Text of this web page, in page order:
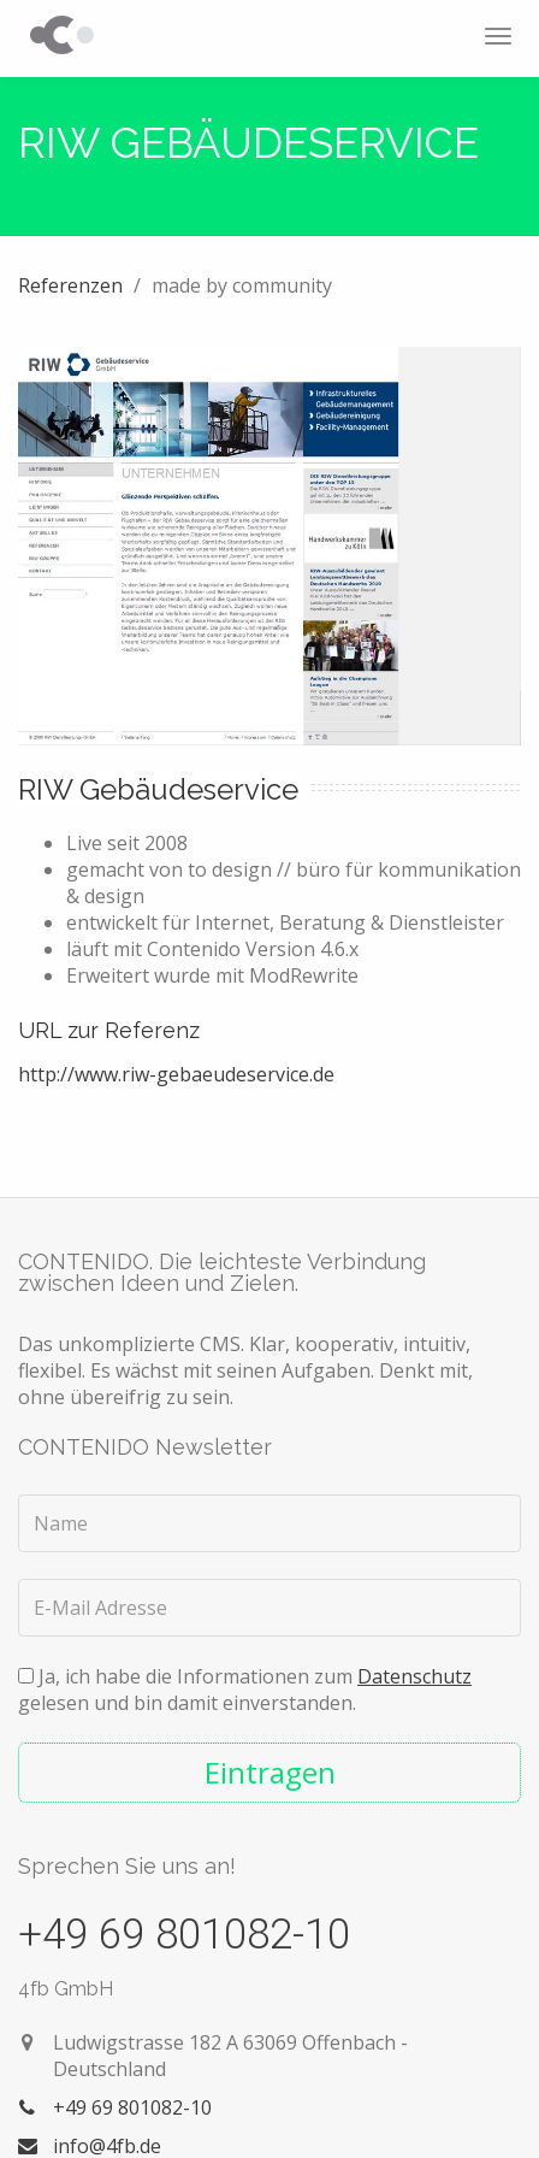
RIW GEBÄUDESERVICE
Referenzen made by community
RIW Gebäudeservice
Live seit 2008
gemacht von to design // büro für kommunikation
& design
entwickelt für Internet, Beratung & Dienstleister
läuft mitContenido Version 4.6.x
Erweitert wurde mit ModRewrite
URL zur Referenz
http://www.riw-gebaeudeservice.de
CONTENIDO. Die leichteste Verbindung
zwischen Ideen und Zielen.
Das unkomplizierte CMS. Klar, kooperativ, intuitiv,
flexibel. Es wächst mit seinen Aufgaben. Denkt mit,
ohne übereifrig zu sein.
CONTENIDO Newsletter
Ja, ich habe die Informationen zum Datenschutz
gelesen und bin damit einverstanden.
Eintragen
Sprechen Sie uns an!
+49 69 801082-10
4fb GmbH
Ludwigstrasse 182 A63069 Offenbach -
Deutschland
+49 69 801082-10
info@4fb.de